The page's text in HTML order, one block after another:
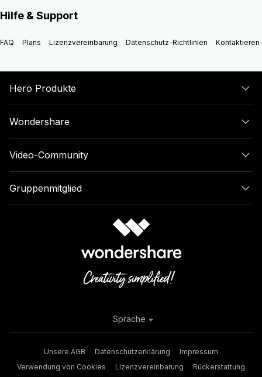
Hilfe & Support
FAQ Plans Lizenzvereinbarung Datenschutz-Richtlinien Kontaktieren
Hero Produkte
Wondershare
Video-Community
Gruppenmitglied
Unsere AGB Datenschutzerklärung
Impressum
Verwendung von Cookies
Lizenzvereinbarung
Rückerstattung
Sprache